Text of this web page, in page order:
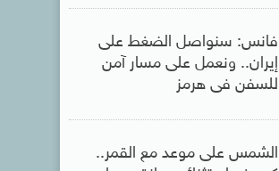
فانس: سنواصل الضغط على
إيران.. ونعمل على مسار آمن
للسفن فى هرمز
الشمس على موعد مع القمر..